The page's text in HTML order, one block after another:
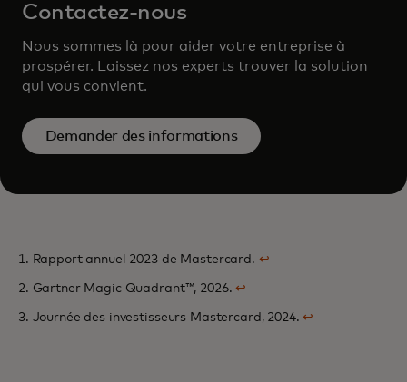
Contactez-nous
Nous sommes là pour aider votre entreprise à
prospérer. Laissez nos experts trouver la solution
qui vous convient.
Demander des informations
1. Rapport annuel 2023 de Mastercard. ↩
2. Gartner Magic Quadrant™, 2026.↩
3. Journée des investisseurs Mastercard, 2024.↩